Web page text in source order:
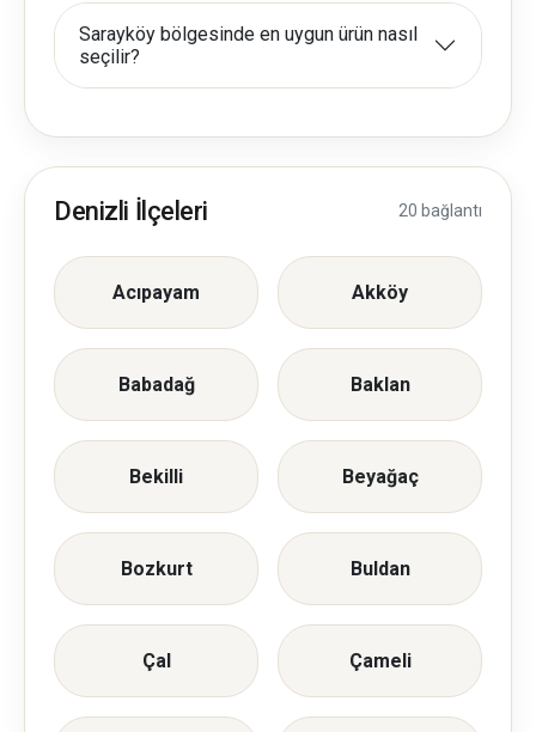
Sarayköy bölgesinde en uygun ürün nasıl
seçilir?
Denizli İlçeleri 20 bağlantı
Acıpayam Akköy
Babadağ Baklan
Bekilli Beyağaç
Bozkurt Buldan
Çal Çameli